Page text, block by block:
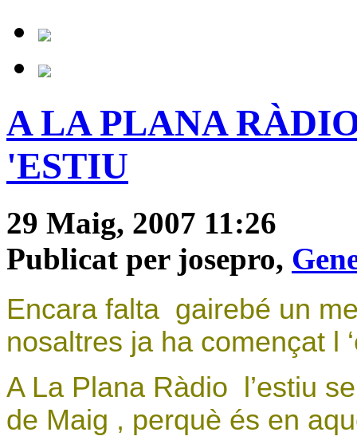
A LA PLANA
'ESTIU
29 Maig, 2007 11:26
Publicat per josepro,
Encara falta gairebé un
nosaltres ja ha començat l
A La Plana Ràdio
l’estiu
de Maig , perquè és en